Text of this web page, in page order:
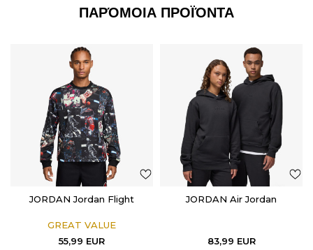
ΠΑΡΌΜΟΙΑ ΠΡΟΪΌΝΤΑ
JORDAN Jordan Flight
GREAT VALUE
55,99 EUR
JORDAN Air Jordan
83,99 EUR